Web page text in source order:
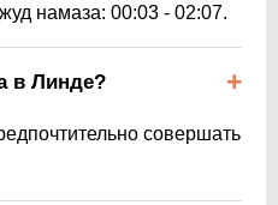
намаза: 00:03 - 02:07.
в Линде?
совершать